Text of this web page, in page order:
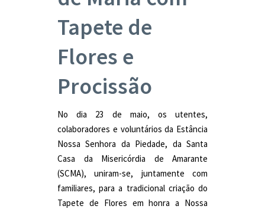
Tapete de
Flores e
Procissão
No dia 23 de maio, os utentes,
colaboradores e voluntários da Estância
Nossa Senhora da Piedade, da Santa
Casa da Misericórdia de Amarante
(SCMA), uniram-se, juntamente com
familiares, para a tradicional criação do
Tapete de Flores em honra a Nossa